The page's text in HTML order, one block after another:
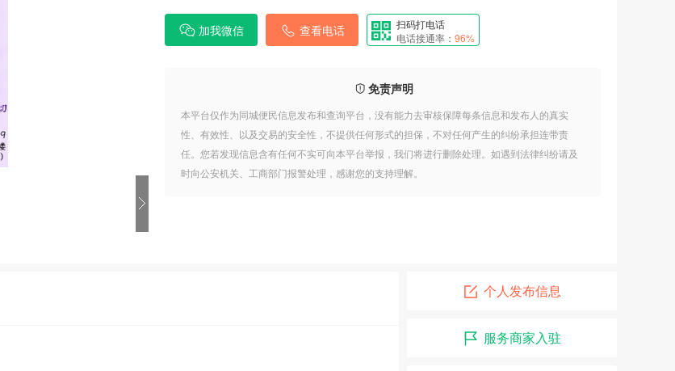
加我微信 查看电话
扫码打电话
电话接通率： 96%
免责声明
本平台仅作为同城便民信息发布和查询平台，没有能力去审核保障每条信息和发布人的真实
性、有效性、以及交易的安全性，不提供任何形式的担保，不对任何产生的纠纷承担连带责
任。您若发现信息含有任何不实可向本平台举报，我们将进行删除处理。如遇到法律纠纷请及
时向公安机关、工商部门报警处理，感谢您的支持理解。
个人发布信息
服务商家入驻
临风堂
06-02
卡市小张、刮大白乳胶漆！
美洁家政
歪歪·YY美甲美睫